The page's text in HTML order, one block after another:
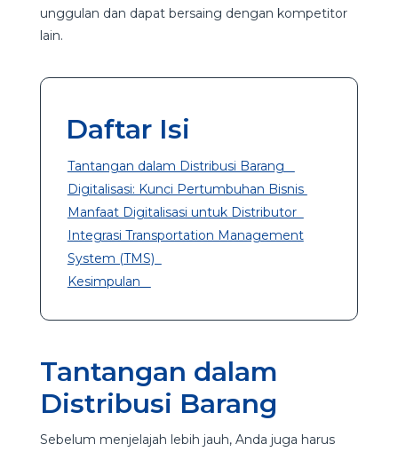
unggulan dan dapat bersaing dengan kompetitor
lain.
Daftar Isi
Tantangan dalam Distribusi Barang
Digitalisasi: Kunci Pertumbuhan Bisnis
Manfaat Digitalisasi untuk Distributor
Integrasi Transportation Management
System (TMS)
Kesimpulan
Tantangan dalam
Distribusi Barang
Sebelum menjelajah lebih jauh, Anda juga harus